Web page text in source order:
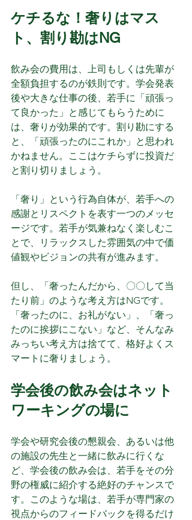
ケチるな！奢りはマス
ト、割り勘はNG
飲み会の費用は、上司もしくは先輩が
全額負担するのが鉄則です。学会発表
後や大きな仕事の後、若手に「頑張っ
て良かった」と感じてもらうために
は、奢りが効果的です。割り勘にする
と、「頑張ったのにこれか」と思われ
かねません。ここはケチらずに投資だ
と割り切りましょう。
「奢り」という行為自体が、若手への
感謝とリスペクトを表す一つのメッセ
ージです。若手が気兼ねなく楽しむこ
とで、リラックスした雰囲気の中で価
値観やビジョンの共有が進みます。
但し、「奢ったんだから、〇〇して当
たり前」のような考え方はNGです。
「奢ったのに、お礼がない」、「奢っ
たのに挨拶にこない」など、そんなみ
みっちい考え方は捨てて、格好よくス
マートに奢りましょう。
学会後の飲み会はネット
ワーキングの場に
学会や研究会後の懇親会、あるいは他
の施設の先生と一緒に飲みに行くな
ど、学会後の飲み会は、若手をその分
野の権威に紹介する絶好のチャンスで
す。このような場は、若手が専門家の
視点からのフィードバックを得るだけ